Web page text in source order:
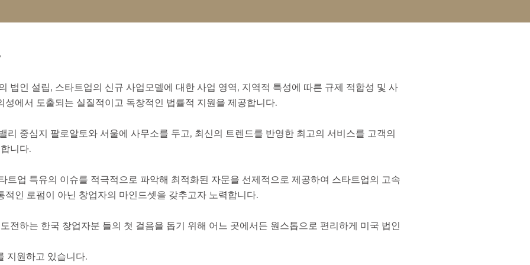
법인 설립, 스타트업의 신규 사업모델에 대한 사업 영역, 지역적 특성에 따른 규제 적합성 및 사
에서 도출되는 실질적이고 독창적인 법률적 지원을 제공합니다.
리 중심지 팔로알토와 서울에 사무소를 두고, 최신의 트렌드를 반영한 최고의 서비스를 고객의
니다.
트업 특유의 이슈를 적극적으로 파악해 최적화된 자문을 선제적으로 제공하여 스타트업의 고속
인 로펌이 아닌 창업자의 마인드셋을 갖추고자 노력합니다.
전하는 한국 창업자분 들의 첫 걸음을 돕기 위해 어느 곳에서든 원스톱으로 편리하게 미국 법인
지원하고 있습니다.